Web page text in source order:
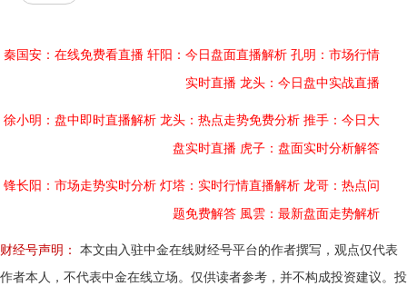
秦国安：在线免费看直播 轩阳：今日盘面直播解析 孔明：市场行情
实时直播 龙头：今日盘中实战直播
徐小明：盘中即时直播解析 龙头：热点走势免费分析 推手：今日大
盘实时直播 虎子：盘面实时分析解答
锋长阳：市场走势实时分析 灯塔：实时行情直播解析 龙哥：热点问
题免费解答 風雲：最新盘面走势解析
财经号声明：
本文由入驻中金在线财经号平台的作者撰写，观点仅代表
作者本人，不代表中金在线立场。仅供读者参考，并不构成投资建议。投